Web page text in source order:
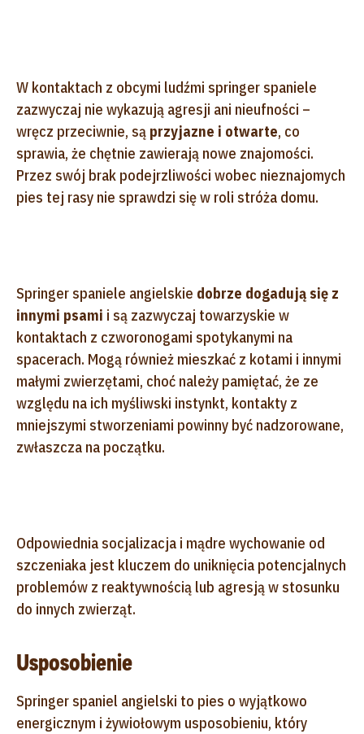
W kontaktach z obcymi ludźmi springer spaniele
zazwyczaj nie wykazują agresji ani nieufności –
wręcz przeciwnie, są przyjazne i otwarte, co
sprawia, że chętnie zawierają nowe znajomości.
Przez swój brak podejrzliwości wobec nieznajomych
pies tej rasy nie sprawdzi się w roli stróża domu.
Springer spaniele angielskie dobrze dogadują się z
innymi psami i są zazwyczaj towarzyskie w
kontaktach z czworonogami spotykanymi na
spacerach. Mogą również mieszkać z kotami i innymi
małymi zwierzętami, choć należy pamiętać, że ze
względu na ich myśliwski instynkt, kontakty z
mniejszymi stworzeniami powinny być nadzorowane,
zwłaszcza na początku.
Odpowiednia socjalizacja i mądre wychowanie od
szczeniaka jest kluczem do uniknięcia potencjalnych
problemów z reaktywnością lub agresją w stosunku
do innych zwierząt.
Usposobienie
Springer spaniel angielski to pies o wyjątkowo
energicznym i żywiołowym usposobieniu, który